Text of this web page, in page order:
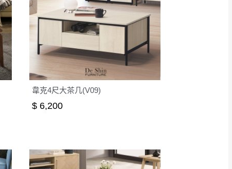
韋克4尺大茶几(V09)
$ 6,200